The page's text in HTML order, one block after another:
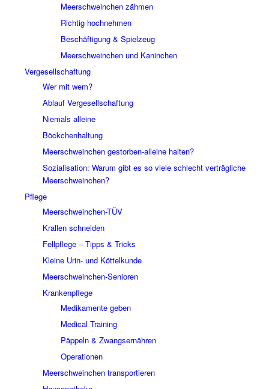
Meerschweinchen zähmen
Richtig hochnehmen
Beschäftigung & Spielzeug
Meerschweinchen und Kaninchen
Vergesellschaftung
Wer mit wem?
Ablauf Vergesellschaftung
Niemals alleine
Böckchenhaltung
Meerschweinchen gestorben-alleine halten?
Sozialisation: Warum gibt es so viele schlecht verträgliche
Meerschweinchen?
Pflege
Meerschweinchen-TÜV
Krallen schneiden
Fellpflege – Tipps & Tricks
Kleine Urin- und Köttelkunde
Meerschweinchen-Senioren
Krankenpflege
Medikamente geben
Medical Training
Päppeln & Zwangsernähren
Operationen
Meerschweinchen transportieren